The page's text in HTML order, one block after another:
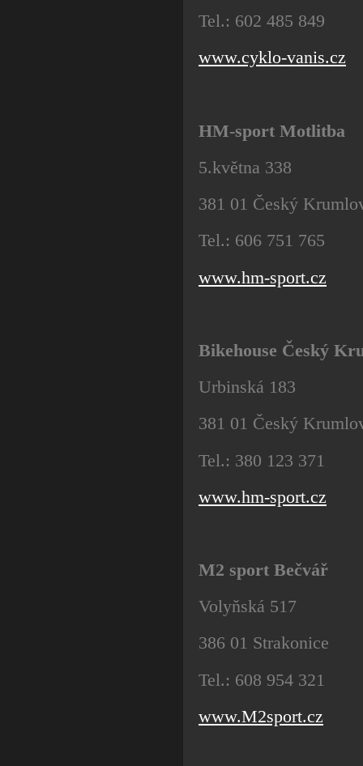
Tel.: 602 485 849
www.cyklo-vanis.cz
HM-sport Motlitba
5.května 338
381 01 Český
Tel.: 606 751 765
www.hm-sport.cz
Bikehouse Český
Urbinská 183
381 01 Český
Tel.: 380 123 371
www.hm-sport.cz
M2 sport Bečvář
Volyňská 517
386 01 Strakonice
Tel.: 608 954 321
www.M2sport.cz